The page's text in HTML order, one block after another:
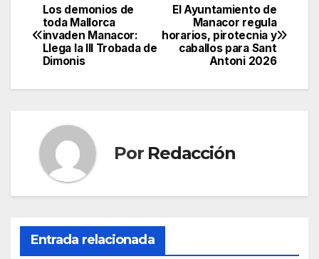
c
e
b
o
k
itt
er
ail
s
A
p
e
gr
a
m
m
p
ar
tir
Navegación
de
El Ayuntamiento de
Manacor regula
horarios, pirotecnia y
caballos para Sant
Antoni 2026
Los demonios de
toda Mallorca
invaden Manacor:
Llega la III Trobada de
Dimonis
Por Redacción
Entrada relacionada